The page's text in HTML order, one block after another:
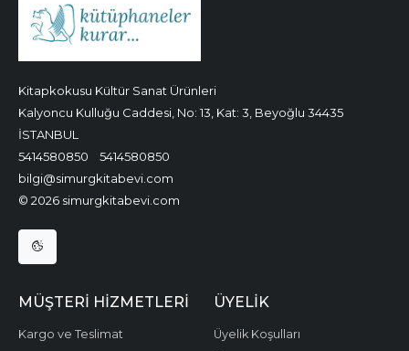
Kitapkokusu Kültür Sanat Ürünleri
Kalyoncu Kulluğu Caddesi, No: 13, Kat: 3, Beyoğlu 34435
İSTANBUL
5414580850
5414580850
bilgi@simurgkitabevi.com
© 2026 simurgkitabevi.com
MÜŞTERI HIZMETLERI
Kargo ve Teslimat
ÜYELIK
Üyelik Koşulları